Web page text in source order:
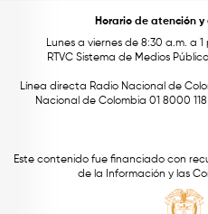
Horario de atención
Lunes a viernes de 8:30 a.m. a
RTVC Sistema de Medios
Línea directa Radio Nacional de
Nacional de Colombia 01 8000
Este contenido fue financiado con
de la Información y las